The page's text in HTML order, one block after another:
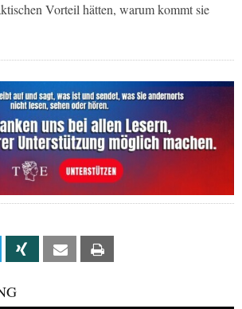
Vorteil hätten, warum kommt sie
Linkedin Xing Email